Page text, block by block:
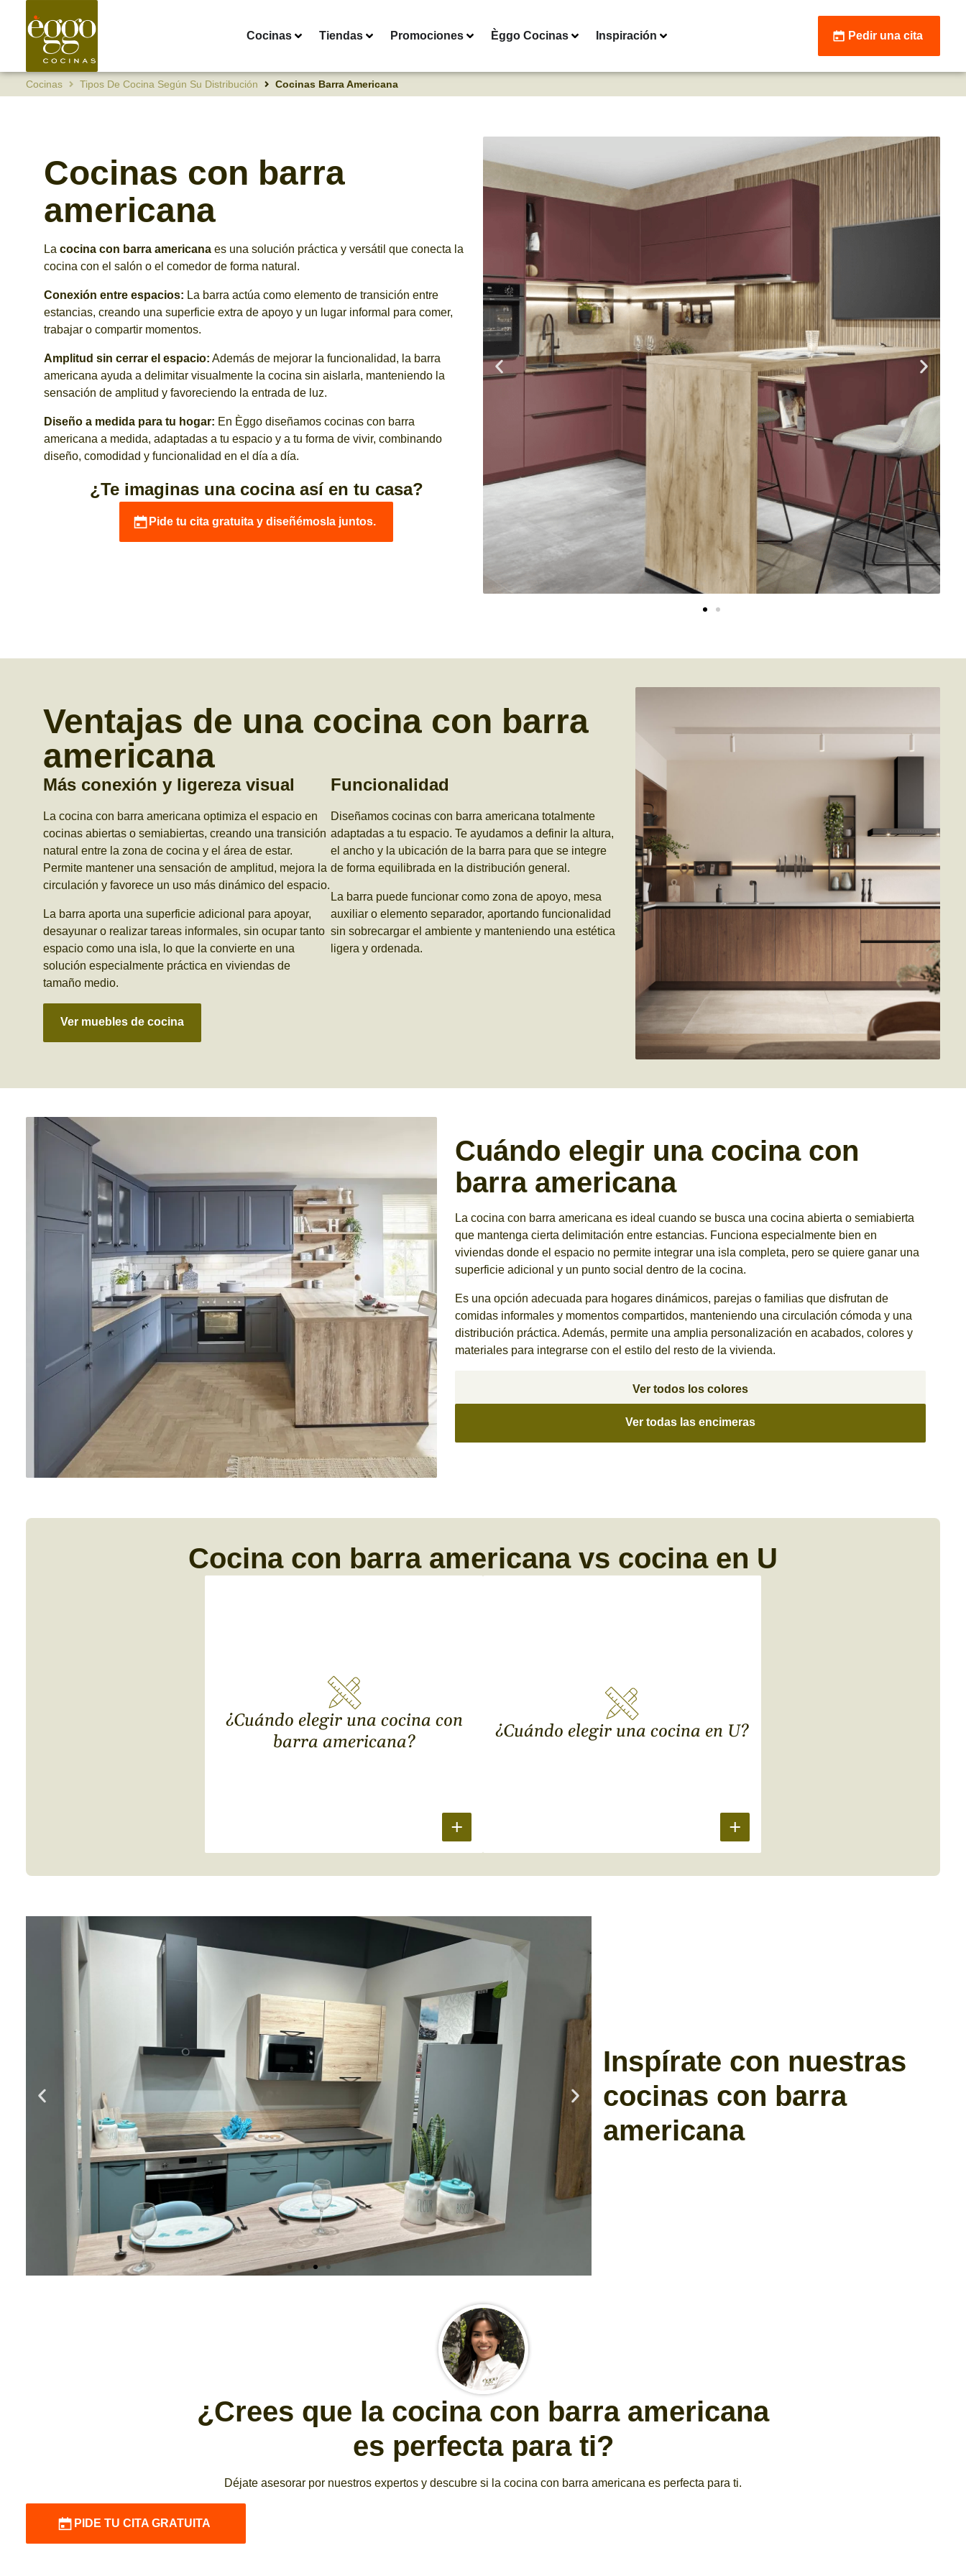
Cocinas Tiendas Promociones Èggo Cocinas Inspiración Pedir una cita
Cocinas Tipos De Cocina Según Su Distribución Cocinas Barra Americana
Cocinas con barra
americana
La cocina con barra americana es una solución práctica y versátil que conecta la
cocina con el salón o el comedor de forma natural.
Conexión entre espacios: La barra actúa como elemento de transición entre
estancias, creando una superficie extra de apoyo y un lugar informal para comer,
trabajar o compartir momentos.
Amplitud sin cerrar el espacio: Además de mejorar la funcionalidad, la barra
americana ayuda a delimitar visualmente la cocina sin aislarla, manteniendo la
sensación de amplitud y favoreciendo la entrada de luz.
Diseño a medida para tu hogar: En Èggo diseñamos cocinas con barra
americana a medida, adaptadas a tu espacio y a tu forma de vivir, combinando
diseño, comodidad y funcionalidad en el día a día.
¿Te imaginas una cocina así en tu casa?
Pide tu cita gratuita y diseñémosla juntos.
Ventajas de una cocina con barra
americana
Más conexión y ligereza visual
La cocina con barra americana optimiza el espacio en
cocinas abiertas o semiabiertas, creando una transición
natural entre la zona de cocina y el área de estar.
Permite mantener una sensación de amplitud, mejora la
circulación y favorece un uso más dinámico del espacio.
La barra aporta una superficie adicional para apoyar,
desayunar o realizar tareas informales, sin ocupar tanto
espacio como una isla, lo que la convierte en una
solución especialmente práctica en viviendas de
tamaño medio.
Funcionalidad
Diseñamos cocinas con barra americana totalmente
adaptadas a tu espacio. Te ayudamos a definir la altura,
el ancho y la ubicación de la barra para que se integre
de forma equilibrada en la distribución general.
La barra puede funcionar como zona de apoyo, mesa
auxiliar o elemento separador, aportando funcionalidad
sin sobrecargar el ambiente y manteniendo una estética
ligera y ordenada.
Ver muebles de cocina
Cuándo elegir una cocina con
barra americana
La cocina con barra americana es ideal cuando se busca una cocina abierta o semiabierta
que mantenga cierta delimitación entre estancias. Funciona especialmente bien en
viviendas donde el espacio no permite integrar una isla completa, pero se quiere ganar una
superficie adicional y un punto social dentro de la cocina.
Es una opción adecuada para hogares dinámicos, parejas o familias que disfrutan de
comidas informales y momentos compartidos, manteniendo una circulación cómoda y una
distribución práctica. Además, permite una amplia personalización en acabados, colores y
materiales para integrarse con el estilo del resto de la vivienda.
Ver todos los colores
Ver todas las encimeras
Cocina con barra americana vs cocina en U
¿Cuándo elegir una cocina con
barra americana?
¿Cuándo elegir una cocina en U?
Inspírate con nuestras
cocinas con barra
americana
¿Crees que la cocina con barra americana
es perfecta para ti?
Déjate asesorar por nuestros expertos y descubre si la cocina con barra americana es perfecta para ti.
PIDE TU CITA GRATUITA